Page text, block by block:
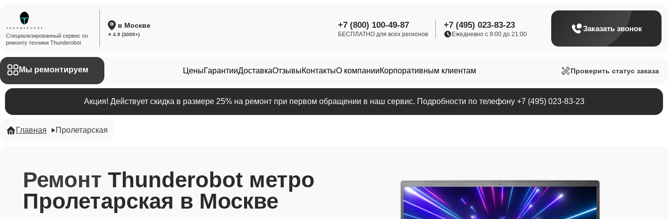
Специализированный сервис по
ремонту техники Thunderobot
в Москве
⭐ 4.9 (3000+)
+7 (800) 100-49-87
БЕСПЛАТНО для всех регионов
+7 (495) 023-83-23
Ежедневно с 9:00 до 21:00
Заказать звонок
Мы ремонтируем ЦеныГарантииДоставкаОтзывыКонтактыО компанииКорпоративным клиентам Проверить статус заказа
Акция! Действует скидка в размере 25% на ремонт при первом обращении в наш сервис. Подробности по телефону +7 (495) 023-83-23
Главная Пролетарская
Ремонт Thunderobot метро
Пролетарская в Москве